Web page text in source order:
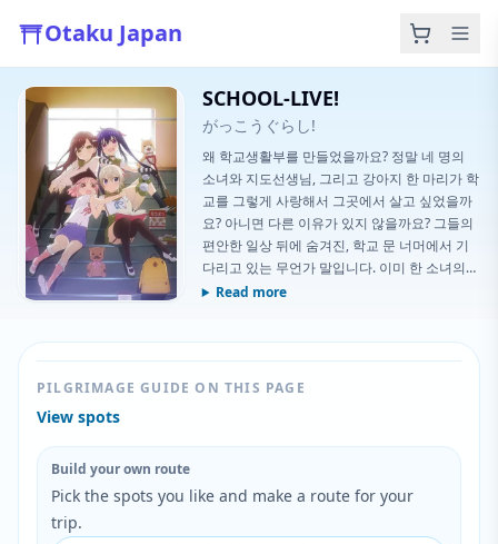
Otaku Japan
SCHOOL-LIVE!
がっこうぐらし!
왜 학교생활부를 만들었을까요? 정말 네 명의
소녀와 지도선생님, 그리고 강아지 한 마리가 학
교를 그렇게 사랑해서 그곳에서 살고 싶었을까
요? 아니면 다른 이유가 있지 않을까요? 그들의
편안한 일상 뒤에 숨겨진, 학교 문 너머에서 기
다리고 있는 무언가 말입니다. 이미 한 소녀의
정신을 빼앗아간 그 무언가가 말이죠. 다른 소녀
습니다.
Read more
PILGRIMAGE GUIDE ON THIS PAGE
View spots
Build your own route
Pick the spots you like and make a route for your
trip.